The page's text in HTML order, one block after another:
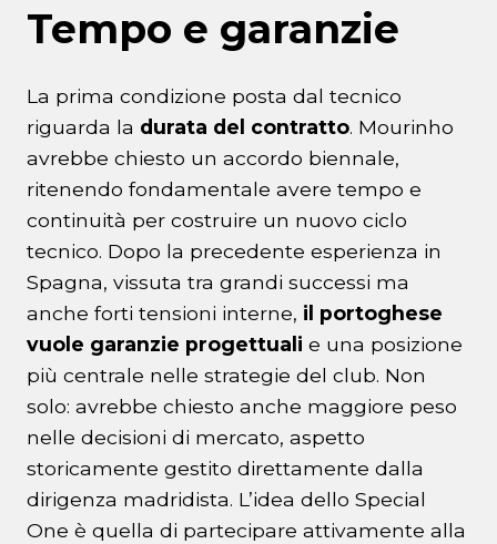
Tempo e garanzie
La prima condizione posta dal tecnico
riguarda la durata del contratto. Mourinho
avrebbe chiesto un accordo biennale,
ritenendo fondamentale avere tempo e
continuità per costruire un nuovo ciclo
tecnico. Dopo la precedente esperienza in
Spagna, vissuta tra grandi successi ma
anche forti tensioni interne, il portoghese
vuole garanzie progettuali e una posizione
più centrale nelle strategie del club. Non
solo: avrebbe chiesto anche maggiore peso
nelle decisioni di mercato, aspetto
storicamente gestito direttamente dalla
dirigenza madridista. L’idea dello Special
One è quella di partecipare attivamente alla